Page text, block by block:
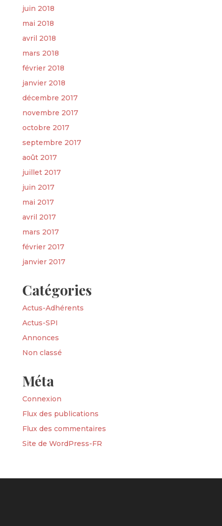
juin 2018
mai 2018
avril 2018
mars 2018
février 2018
janvier 2018
décembre 2017
novembre 2017
octobre 2017
septembre 2017
août 2017
juillet 2017
juin 2017
mai 2017
avril 2017
mars 2017
février 2017
janvier 2017
Catégories
Actus-Adhérents
Actus-SPI
Annonces
Non classé
Méta
Connexion
Flux des publications
Flux des commentaires
Site de WordPress-FR